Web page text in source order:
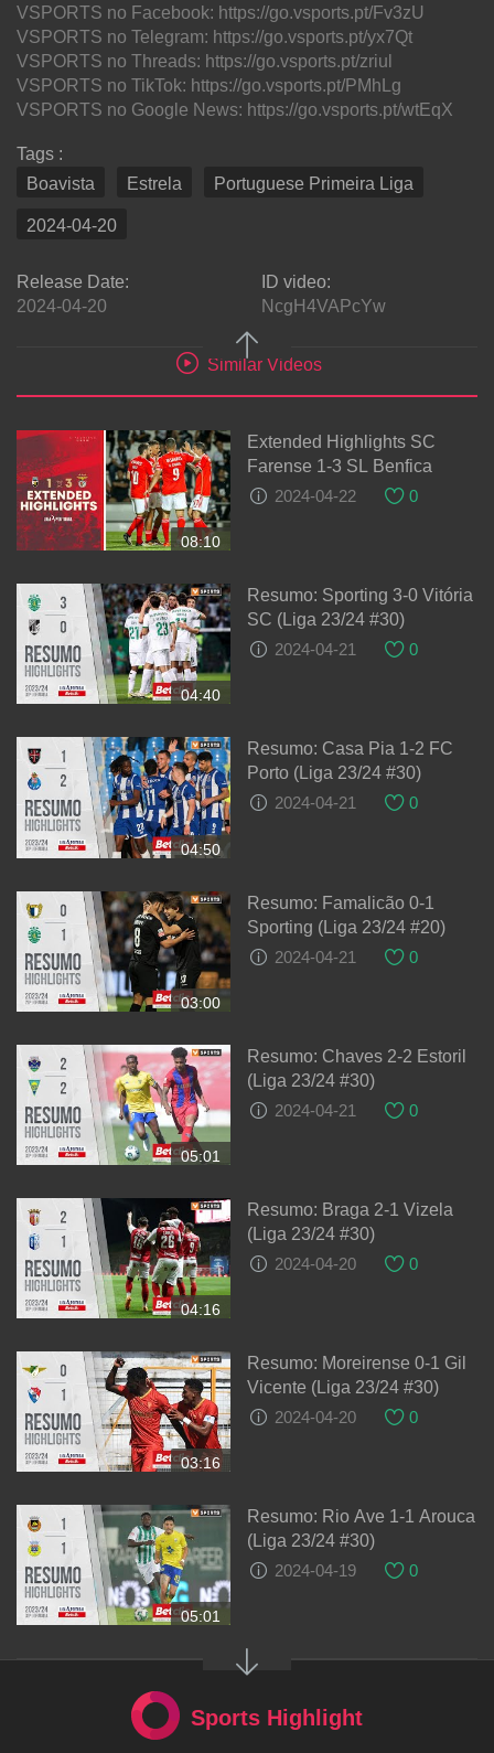
VSPORTS no Facebook: https://go.vsports.pt/Fv3zU
VSPORTS no Telegram: https://go.vsports.pt/yx7Qt
VSPORTS no Threads: https://go.vsports.pt/zriul
VSPORTS no TikTok: https://go.vsports.pt/PMhLg
VSPORTS no Google News: https://go.vsports.pt/wtEqX
Tags :
Boavista
Estrela Portuguese Primeira Liga
2024-04-20
Release Date:
2024-04-20
ID video:
NcgH4VAPcYw
Similar Videos
08:10
Extended Highlights SC
Farense 1-3 SL Benfica
2024-04-22
0
04:40
Resumo: Sporting 3-0 Vitória
SC (Liga 23/24 #30)
2024-04-21
0
04:50
Resumo: Casa Pia 1-2 FC
Porto (Liga 23/24 #30)
2024-04-21
0
03:00
Resumo: Famalicão 0-1
Sporting (Liga 23/24 #20)
2024-04-21
0
05:01
Resumo: Chaves 2-2 Estoril
(Liga 23/24 #30)
2024-04-21
0
04:16
Resumo: Braga 2-1 Vizela
(Liga 23/24 #30)
2024-04-20
0
03:16
Resumo: Moreirense 0-1 Gil
Vicente (Liga 23/24 #30)
2024-04-20
0
05:01
Resumo: Rio Ave 1-1 Arouca
(Liga 23/24 #30)
2024-04-19
0
Sports Highlight